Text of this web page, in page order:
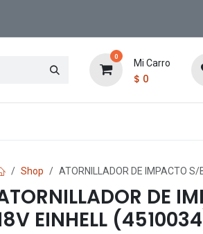
0
Mi Carro
$ 0
Shop ATORNILLADOR DE IMPACTO
DE
EINHELL